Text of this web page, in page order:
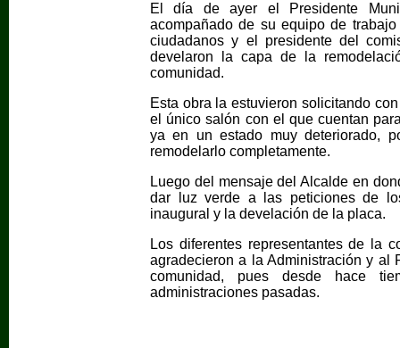
El día de ayer el Presidente
acompañado de su equipo de
ciudadanos y el presidente del
develaron la capa de la
comunidad.
Esta obra la estuvieron solicitando
el único salón con el que cuentan
ya en un estado muy deteriorado,
remodelarlo completamente.
Luego del mensaje del Alcalde en
dar luz verde a las peticiones de
inaugural y la develación de la placa.
Los diferentes representantes de la
agradecieron a la Administración y al
comunidad, pues desde hace
administraciones pasadas.